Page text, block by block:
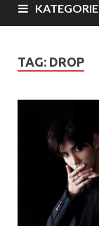
KATEGORIE
TAG: DROP